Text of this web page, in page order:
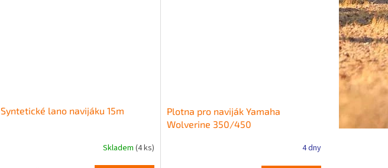
Syntetické lano navijáku 15m
Skladem (4 ks)
Plotna pro naviják Yamaha
Wolverine 350/450
4 dny